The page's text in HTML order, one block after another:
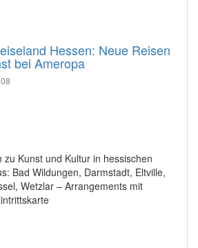
Hessen: Neue Reisen
bei Ameropa
Kunst und Kultur in hessischen
Bad Wildungen, Darmstadt, Eltville,
Wetzlar – Arrangements mit